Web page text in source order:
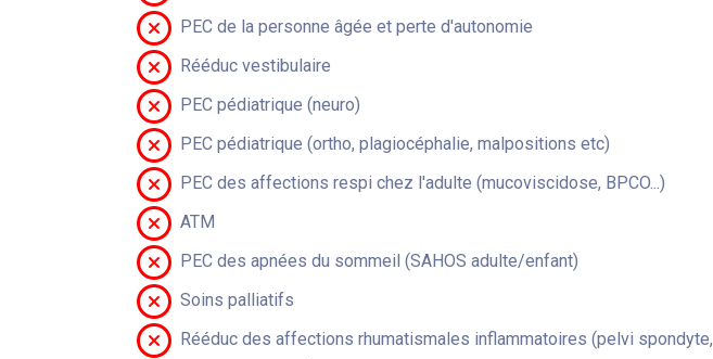
PEC de la personne âgée et perte d'autonomie
Rééduc vestibulaire
PEC pédiatrique (neuro)
PEC pédiatrique (ortho, plagiocéphalie, malpositions etc)
PEC des affections respi chez l'adulte (mucoviscidose, BPCO...)
ATM
PEC des apnées du sommeil (SAHOS adulte/enfant)
Soins palliatifs
Rééduc des affections rhumatismales inflammatoires (pelvi spondyte,